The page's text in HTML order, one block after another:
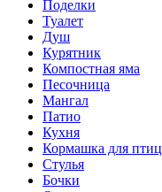
Поделки
Туалет
Душ
Курятник
Компостная яма
Песочница
Мангал
Патио
Кухня
Кормашка для птиц
Стулья
Бочки